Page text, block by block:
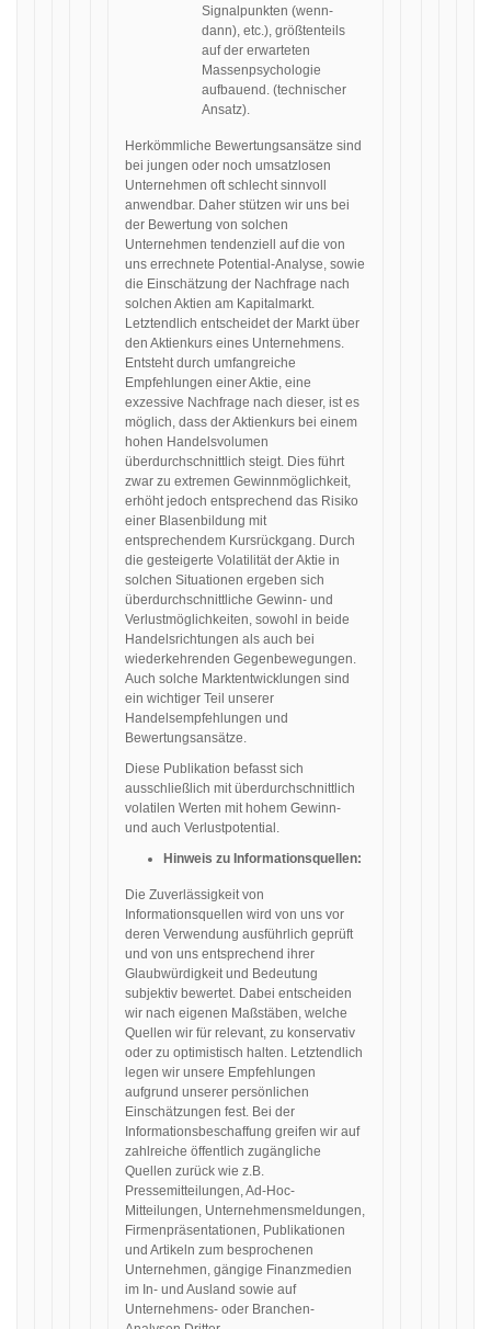
Signalpunkten (wenn-
dann), etc.), größtenteils
auf der erwarteten
Massenpsychologie
aufbauend. (technischer
Ansatz).
Herkömmliche Bewertungsansätze sind
bei jungen oder noch umsatzlosen
Unternehmen oft schlecht sinnvoll
anwendbar. Daher stützen wir uns bei
der Bewertung von solchen
Unternehmen tendenziell auf die von
uns errechnete Potential-Analyse, sowie
die Einschätzung der Nachfrage nach
solchen Aktien am Kapitalmarkt.
Letztendlich entscheidet der Markt über
den Aktienkurs eines Unternehmens.
Entsteht durch umfangreiche
Empfehlungen einer Aktie, eine
exzessive Nachfrage nach dieser, ist es
möglich, dass der Aktienkurs bei einem
hohen Handelsvolumen
überdurchschnittlich steigt. Dies führt
zwar zu extremen Gewinnmöglichkeit,
erhöht jedoch entsprechend das Risiko
einer Blasenbildung mit
entsprechendem Kursrückgang. Durch
die gesteigerte Volatilität der Aktie in
solchen Situationen ergeben sich
überdurchschnittliche Gewinn- und
Verlustmöglichkeiten, sowohl in beide
Handelsrichtungen als auch bei
wiederkehrenden Gegenbewegungen.
Auch solche Marktentwicklungen sind
ein wichtiger Teil unserer
Handelsempfehlungen und
Bewertungsansätze.
Diese Publikation befasst sich
ausschließlich mit überdurchschnittlich
volatilen Werten mit hohem Gewinn-
und auch Verlustpotential.
Hinweis zu Informationsquellen:
Die Zuverlässigkeit von
Informationsquellen wird von uns vor
deren Verwendung ausführlich geprüft
und von uns entsprechend ihrer
Glaubwürdigkeit und Bedeutung
subjektiv bewertet. Dabei entscheiden
wir nach eigenen Maßstäben, welche
Quellen wir für relevant, zu konservativ
oder zu optimistisch halten. Letztendlich
legen wir unsere Empfehlungen
aufgrund unserer persönlichen
Einschätzungen fest. Bei der
Informationsbeschaffung greifen wir auf
zahlreiche öffentlich zugängliche
Quellen zurück wie z.B.
Pressemitteilungen, Ad-Hoc-
Mitteilungen, Unternehmensmeldungen,
Firmenpräsentationen, Publikationen
und Artikeln zum besprochenen
Unternehmen, gängige Finanzmedien
im In- und Ausland sowie auf
Unternehmens- oder Branchen-